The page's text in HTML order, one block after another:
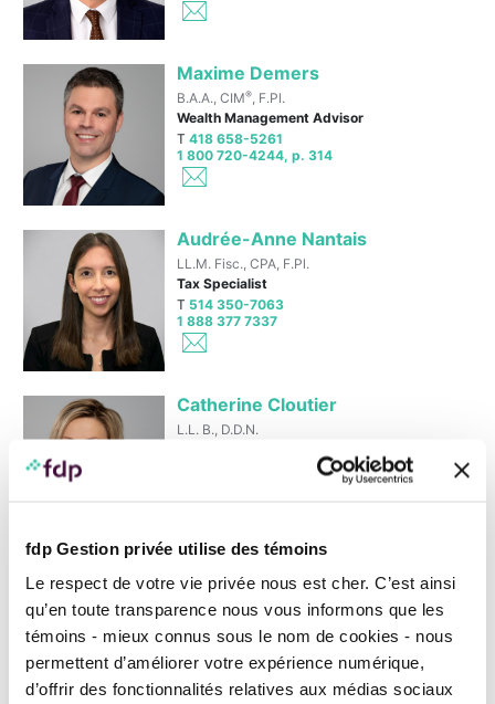
fdp Gestion privée utilise des témoins
Le respect de votre vie privée nous est cher. C’est ainsi
qu’en toute transparence nous vous informons que les
témoins - mieux connus sous le nom de cookies - nous
permettent d’améliorer votre expérience numérique,
d’offrir des fonctionnalités relatives aux médias sociaux
Maxime Demers
B.A.A., CIM®, F.Pl.
Wealth Management Advisor
T418 658-5261
1 800 720-4244, p. 314
Audrée-Anne Nantais
LL.M. Fisc., CPA, F.Pl.
Tax Specialist
T 514 350-7063
1 888 377 7337
Catherine Cloutier
L.L. B., D.D.N.
LL. B., D.D.N.
Notary emeritus
T514 789-2981